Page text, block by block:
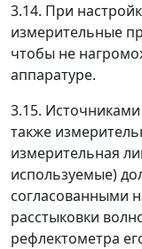
3.14. При
измерительные
чтобы не
аппаратуре.
3.15.
также
измерительная
используемые)
согласованными
расстыковки
рефлектометра